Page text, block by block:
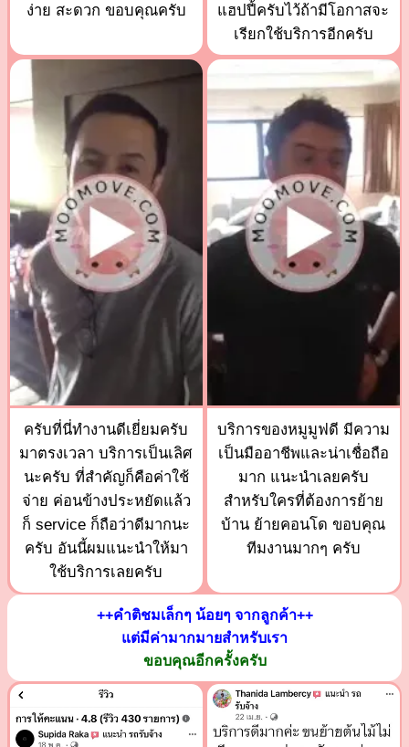
ง่าย สะดวก ขอบคุณครับ
แฮปปี้ครับไว้ถ้ามีโอกาสจะ
เรียกใช้บริการอีกครับ
ครับที่นี่ทำงานดีเยี่ยมครับ
มาตรงเวลา บริการเป็นเลิศ
นะครับ ที่สำคัญก็คือค่าใช้
จ่าย ค่อนข้างประหยัดแล้ว
ก็ service ก็ถือว่าดีมากนะ
ครับ อันนี้ผมแนะนำให้มา
ใช้บริการเลยครับ
บริการของหมูมูฟดี มีความ
เป็นมืออาชีพและน่าเชื่อถือ
มาก แนะนำเลยครับ
สำหรับใครที่ต้องการย้าย
บ้าน ย้ายคอนโด ขอบคุณ
ทีมงานมากๆ ครับ
++คำติชมเล็กๆ น้อยๆ จากลูกค้า++
แต่มีค่ามากมายสำหรับเรา
ขอบคุณอีกครั้งครับ